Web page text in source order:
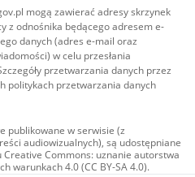
mogą zawierać adresy skrzynek
z odnośnika będącego adresem e-
danych (adres e-mail oraz
w celu przesłania
przetwarzania danych przez
politykach przetwarzania danych
publikowane w serwisie (z
audiowizualnych), są udostępniane
Creative Commons: uznanie autorstwa
warunkach 4.0 (CC BY-SA 4.0).